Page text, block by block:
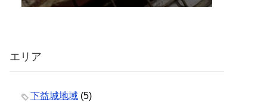
エリア
下益城地域 (5)